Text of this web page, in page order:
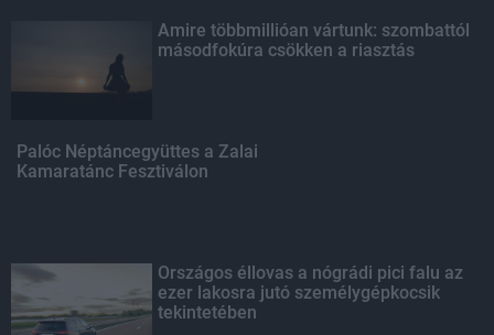
Amire többmillióan vártunk: szombattól
másodfokúra csökken a riasztás
Palóc Néptáncegyüttes a Zalai
Kamaratánc Fesztiválon
Országos éllovas a nógrádi pici falu az
ezer lakosra jutó személygépkocsik
tekintetében